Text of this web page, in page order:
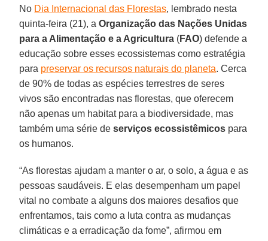
No Dia Internacional das Florestas, lembrado nesta
quinta-feira (21), aOrganização das Nações Unidas
para a Alimentação e a Agricultura (FAO) defende a
educação sobre esses ecossistemas como estratégia
para preservar os recursos naturais do planeta. Cerca
de 90% de todas as espécies terrestres de seres
vivos são encontradas nas florestas, que oferecem
não apenas um habitat para a biodiversidade, mas
também uma série deserviços ecossistêmicos para
os humanos.
“As florestas ajudam a manter o ar, o solo, a água e as
pessoas saudáveis. E elas desempenham um papel
vital no combate a alguns dos maiores desafios que
enfrentamos, tais como a luta contra as mudanças
climáticas e a erradicação da fome”, afirmou em